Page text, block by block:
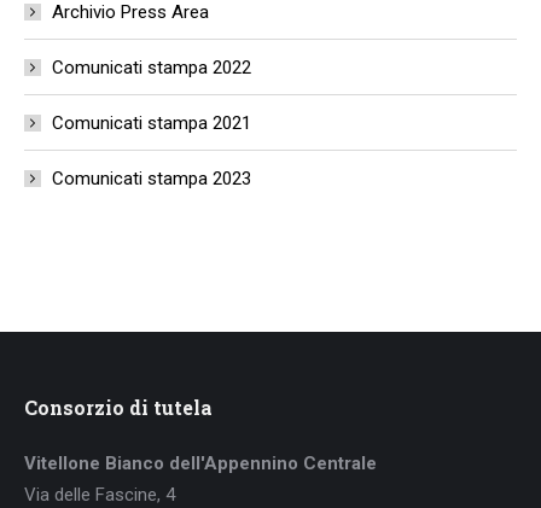
Archivio Press Area
Comunicati stampa 2022
Comunicati stampa 2021
Comunicati stampa 2023
Consorzio di tutela
Vitellone Bianco dell'Appennino Centrale
Via delle Fascine, 4